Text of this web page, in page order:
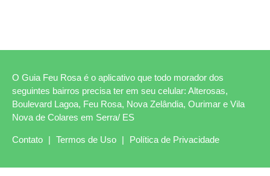
O Guia Feu Rosa é o aplicativo que todo morador dos
seguintes bairros precisa ter em seu celular: Alterosas,
Boulevard Lagoa, Feu Rosa, Nova Zelândia, Ourimar e Vila
Nova de Colares em Serra/ ES
Contato | Termos de Uso | Política de Privacidade